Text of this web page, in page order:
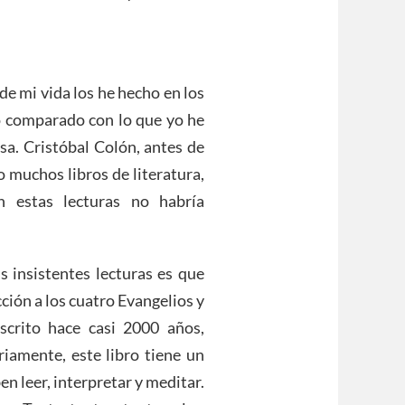
mi vida los he hecho en los
con lo que yo he
Cristóbal Colón, antes de
muchos libros de literatura,
estas lecturas no habría
insistentes lecturas es que
a los cuatro Evangelios y
hace casi 2000 años,
este libro tiene un
leer, interpretar y meditar.